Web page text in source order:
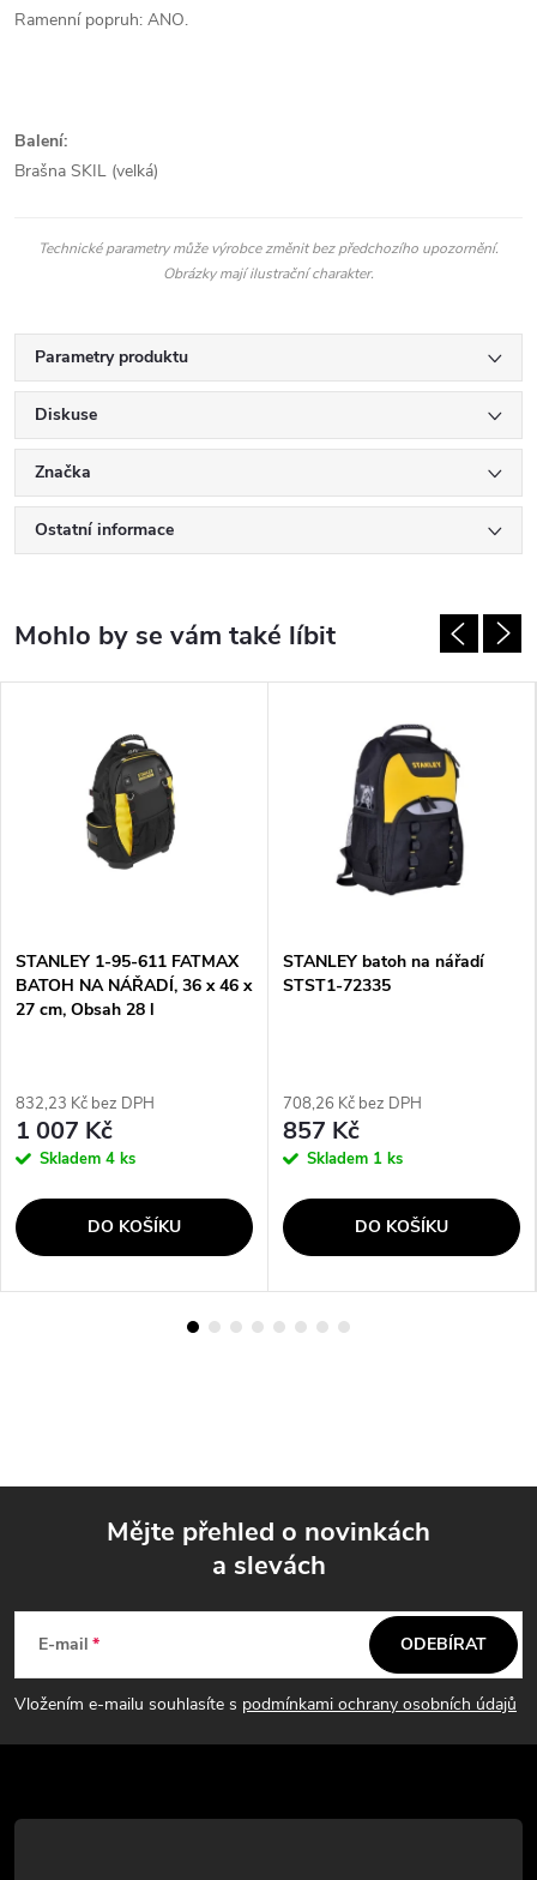
Ramenní popruh: ANO.
Balení:
Brašna SKIL (velká)
Technické parametry může výrobce změnit bez předchozího upozornění.
Obrázky mají ilustrační charakter.
Parametry produktu
Diskuse
Značka
Ostatní informace
STANLEY 1-95-611 FATMAX
BATOH NA NÁŘADÍ, 36 x 46 x
27 cm, Obsah 28 l
832,23 Kč bez DPH
1 007 Kč
Skladem 4 ks
DO KOŠÍKU
STANLEY batoh na nářadí
STST1-72335
708,26 Kč bez DPH
857 Kč
Skladem 1 ks
DO KOŠÍKU
p
a
t
Mějte přehled o novinkách
a slevách
E-mail
Vložením e-mailu souhlasíte s podmínkami ochrany osobních údajů
ODEBÍRAT